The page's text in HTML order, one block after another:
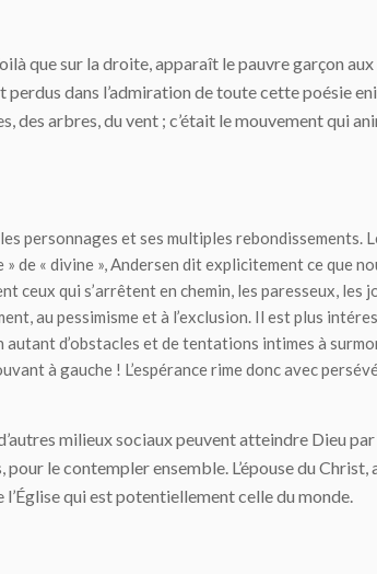
que sur la droite, apparaît le pauvre garçon
dans l’admiration de toute cette poésie
des arbres, du vent ; c’était le mouvement qui
personnages et ses multiples rebondissements.
de « divine », Andersen dit explicitement ce que
ceux qui s’arrêtent en chemin, les paresseux, les
au pessimisme et à l’exclusion. Il est plus
d’obstacles et de tentations intimes à
à gauche ! L’espérance rime donc avec
milieux sociaux peuvent atteindre Dieu
pour le contempler ensemble. L’épouse du
qui est potentiellement celle du monde.